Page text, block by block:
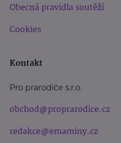
Obecná pravidla soutěží
Cookies
Kontakt
Pro prarodiče s.r.o.
obchod@proprarodice.cz
redakce@emaminy.cz